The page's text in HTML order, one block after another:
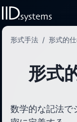
形式手法 / 形式的
形式
数学的な記法で